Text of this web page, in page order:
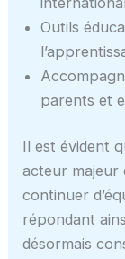
Outils
parents et
Il est évident
acteur majeur
continuer
répondant
désormais